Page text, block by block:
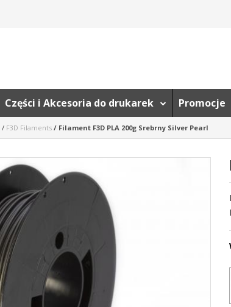
Części i Akcesoria do drukarek Promocje
/ F3D Filaments / Filament F3D PLA 200g Srebrny Silver Pearl